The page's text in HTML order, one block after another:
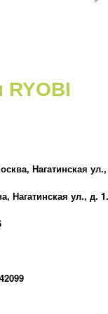
Нагатинская
Нагатинская ул., д. 1.